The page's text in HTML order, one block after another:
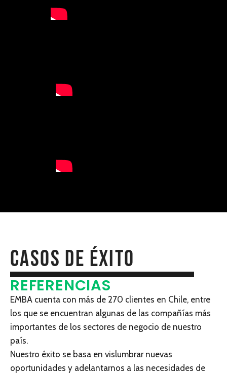
CASOS DE ÉXITO
REFERENCIAS
EMBA cuenta con más de 270 clientes en Chile, entre
los que se encuentran algunas de las compañías más
importantes de los sectores de negocio de nuestro
país.
Nuestro éxito se basa en vislumbrar nuevas
oportunidades y adelantarnos a las necesidades de